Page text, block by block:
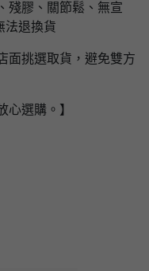
殘膠、關節鬆、無宣
法退換貨
面挑選取貨，避免雙方
心選購。】